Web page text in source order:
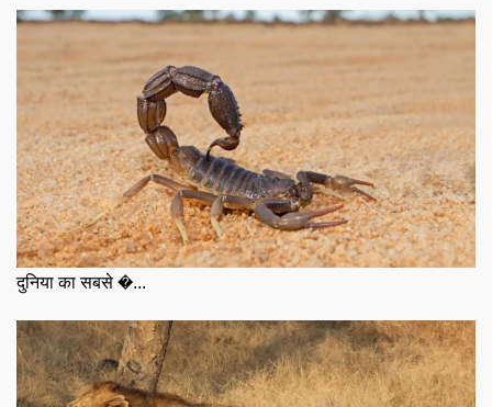
दुनिया का सबसे �...